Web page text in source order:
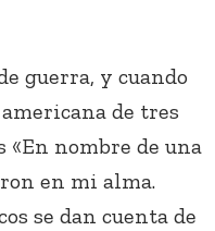
guerra, y cuando
de tres
«En nombre de una
en mi alma.
se dan cuenta de